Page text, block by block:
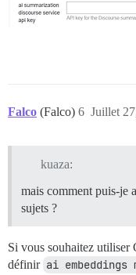
Falco (Falco) Juillet
6
kuaza:
mais comment puis-je
sujets ?
Si vous souhaitez utiliser
définir ai embeddings